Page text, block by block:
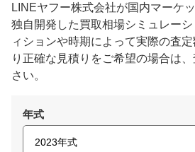
LINEヤフー株式会社が国内マーケ
独自開発した買取相場シミュレー
ィションや時期によって実際の査
り正確な見積りをご希望の場合は
さい。
年式